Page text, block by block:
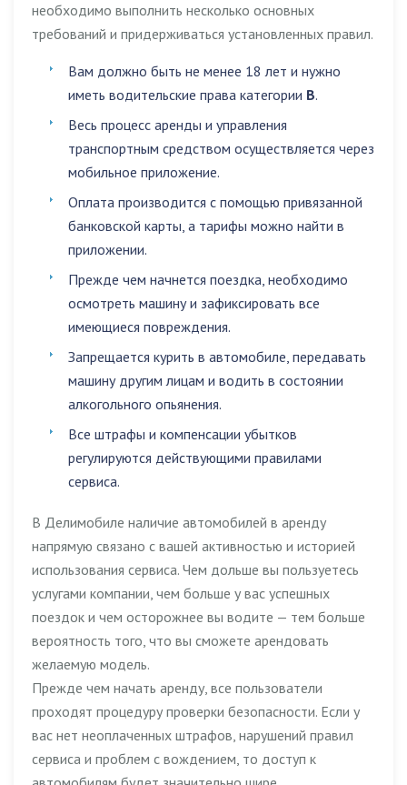
необходимо выполнить несколько основных
требований и придерживаться установленных правил.
Вам должно быть не менее 18 лет и нужно
иметь водительские права категории B.
Весь процесс аренды и управления
транспортным средством осуществляется через
мобильное приложение.
Оплата производится с помощью привязанной
банковской карты, а тарифы можно найти в
приложении.
Прежде чем начнется поездка, необходимо
осмотреть машину и зафиксировать все
имеющиеся повреждения.
Запрещается курить в автомобиле, передавать
машину другим лицам и водить в состоянии
алкогольного опьянения.
Все штрафы и компенсации убытков
регулируются действующими правилами
сервиса.
В Делимобиле наличие автомобилей в аренду
напрямую связано с вашей активностью и историей
использования сервиса. Чем дольше вы пользуетесь
услугами компании, чем больше у вас успешных
поездок и чем осторожнее вы водите — тем больше
вероятность того, что вы сможете арендовать
желаемую модель.
Прежде чем начать аренду, все пользователи
проходят процедуру проверки безопасности. Если у
вас нет неоплаченных штрафов, нарушений правил
сервиса и проблем с вождением, то доступ к